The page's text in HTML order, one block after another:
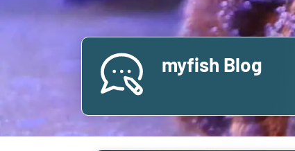
myfish Blog